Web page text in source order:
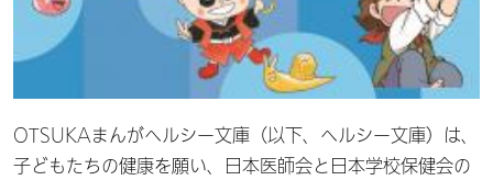
OTSUKAまんがヘルシー文庫（以下、ヘルシー文庫）は、
子どもたちの健康を願い、日本医師会と日本学校保健会の